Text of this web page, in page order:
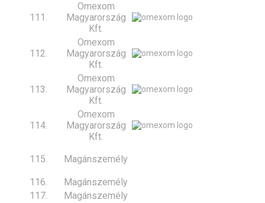
111.
Omexom
Magyarország
Kft.
112.
Omexom
Magyarország
Kft.
113.
Omexom
Magyarország
Kft.
114.
Omexom
Magyarország
Kft.
115.
Magánszemély
116.
Magánszemély
117.
Magánszemély